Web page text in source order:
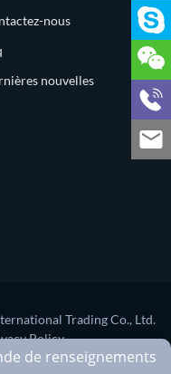
nous
nouvelles
Trading Co., Ltd.
Policy
de renseignements